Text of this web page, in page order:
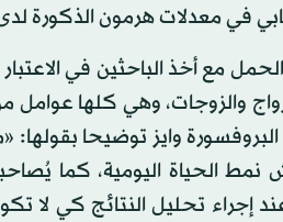
في معدلات هرمون الذكورة
مع أخذ الباحثين في
والزوجات، وهي كلها عوامل
وايز توضيحا بقولها:
الحياة اليومية، كما
إجراء تحليل النتائج كي لا